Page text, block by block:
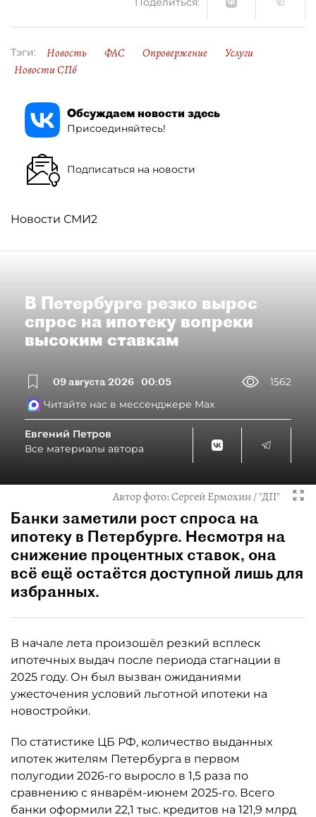
Тэги: Новость ФАС Опровержение
Услуги
Новости СПб
Обсуждаем новости здесь
Присоединяйтесь!
Подписаться на новости
Новости СМИ2
В Петербурге резко вырос
спрос на ипотеку вопреки
высоким ставкам
09 августа 2026 00:05
1562
Читайте нас в мессенджере Max
Евгений Петров
Все материалы автора
Автор фото:Сергей Ермохин / "ДП"
Банки заметили рост спроса на
ипотеку в Петербурге. Несмотря на
снижение процентных ставок, она
всё ещё остаётся доступной лишь для
избранных.
В начале лета произошёл резкий всплеск
ипотечных выдач после периода стагнации в
2025 году. Он был вызван ожиданиями
ужесточения условий льготной ипотеки на
новостройки.
По статистике ЦБ РФ, количество выданных
ипотек жителям Петербурга в первом
полугодии 2026-го выросло в 1,5 раза по
сравнению с январём-июнем 2025-го. Всего
банки оформили 22,1 тыс. кредитов на 121,9 млрд